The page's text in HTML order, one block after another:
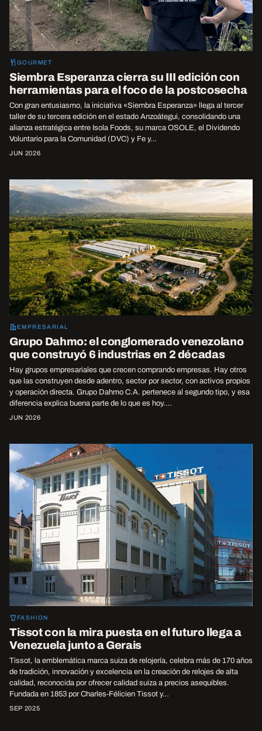
GOURMET
Siembra Esperanza cierra su III edición con
herramientas para el foco de la postcosecha
Con gran entusiasmo, la iniciativa «Siembra Esperanza» llega al tercer
taller de su tercera edición en el estado Anzoátegui, consolidando una
alianza estratégica entre Isola Foods, su marca OSOLE, el Dividendo
Voluntario para la Comunidad (DVC) y Fe y…
JUN 2026
EMPRESARIAL
Grupo Dahmo: el conglomerado venezolano
que construyó 6 industrias en 2 décadas
Hay grupos empresariales que crecen comprando empresas. Hay otros
que las construyen desde adentro, sector por sector, con activos propios
y operación directa. Grupo Dahmo C.A. pertenece al segundo tipo, y esa
diferencia explica buena parte de lo que es hoy.…
JUN 2026
FASHION
Tissot con la mira puesta en el futuro llega a
Venezuela junto a Gerais
Tissot, la emblemática marca suiza de relojería, celebra más de 170 años
de tradición, innovación y excelencia en la creación de relojes de alta
calidad, reconocida por ofrecer calidad suiza a precios asequibles.
Fundada en 1853 por Charles-Félicien Tissot y…
SEP 2025